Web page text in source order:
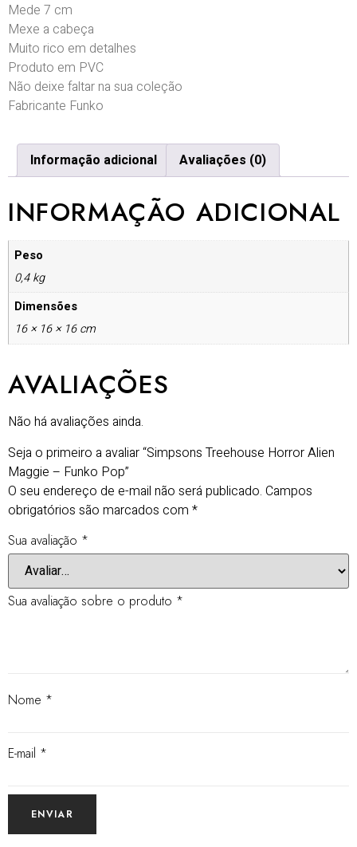
Mede 7 cm
Mexe a cabeça
Muito rico em detalhes
Produto em PVC
Não deixe faltar na sua coleção
Fabricante Funko
Informação adicional Avaliações (0)
INFORMAÇÃO ADICIONAL
Peso
0,4 kg
Dimensões
16 × 16 × 16 cm
AVALIAÇÕES
Não há avaliações ainda.
Seja o primeiro a avaliar “Simpsons Treehouse Horror Alien
Maggie – Funko Pop”
O seu endereço de e-mail não será publicado. Campos
obrigatórios são marcados com *
Sua avaliação *
Sua avaliação sobre o produto *
Nome *
E-mail *